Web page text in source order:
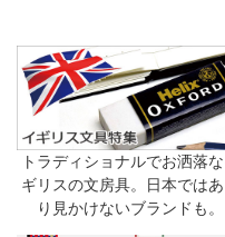
トラディショナルでお洒落
ギリスの文房具。日本ではあ
り見かけないブランドも。